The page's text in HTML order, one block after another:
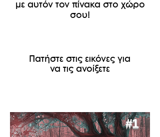
με αυτόν τον πίνακα στο χώρο
σου!
Πατήστε στις εικόνες για
να τις ανοίξετε
#1